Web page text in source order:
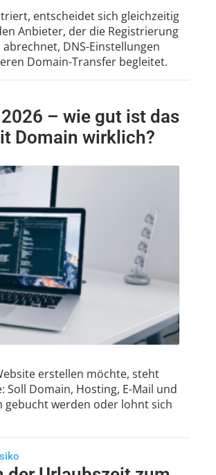
entscheidet sich gleichzeitig
Anbieter, der die Registrierung
DNS-Einstellungen
Domain-Transfer begleitet.
– wie gut ist das
Domain wirklich?
erstellen möchte, steht
Soll Domain, Hosting, E-Mail und
gebucht werden oder lohnt sich